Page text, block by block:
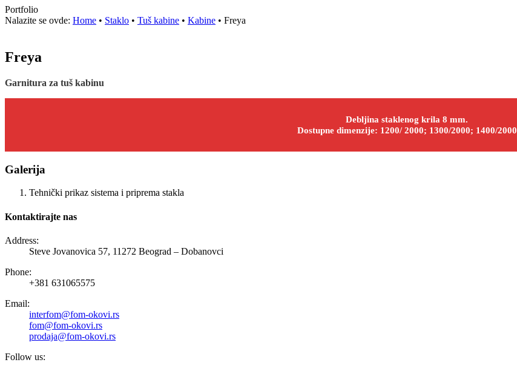
Portfolio
Nalazite se ovde: Home • Staklo • Tuš kabine • Kabine • Freya
Freya
Garnitura za tuš kabinu
Debljina staklenog krila 8 mm.
Dostupne dimenzije: 1200/ 2000; 1300/2000; 1400/2000
Galerija
Tehnički prikaz sistema i priprema stakla
Kontaktirajte nas
Address:
Steve Jovanovica 57, 11272 Beograd – Dobanovci
Phone:
+381 631065575
Email:
interfom@fom-okovi.rs
fom@fom-okovi.rs
prodaja@fom-okovi.rs
Follow us: